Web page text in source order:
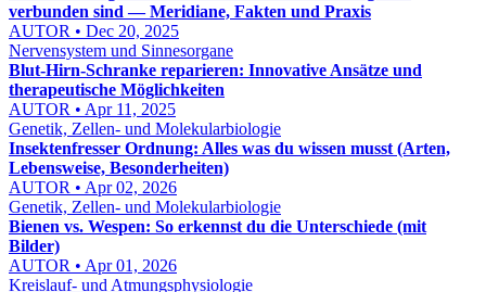
verbunden sind — Meridiane, Fakten und Praxis
AUTOR • Dec 20, 2025
Nervensystem und Sinnesorgane
Blut-Hirn-Schranke reparieren: Innovative Ansätze und
therapeutische Möglichkeiten
AUTOR • Apr 11, 2025
Genetik, Zellen- und Molekularbiologie
Insektenfresser Ordnung: Alles was du wissen musst (Arten,
Lebensweise, Besonderheiten)
AUTOR • Apr 02, 2026
Genetik, Zellen- und Molekularbiologie
Bienen vs. Wespen: So erkennst du die Unterschiede (mit
Bilder)
AUTOR • Apr 01, 2026
Kreislauf- und Atmungsphysiologie